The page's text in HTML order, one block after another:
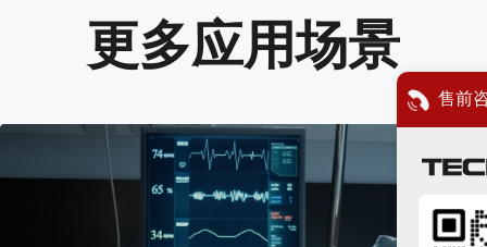
更多应用场景
售前